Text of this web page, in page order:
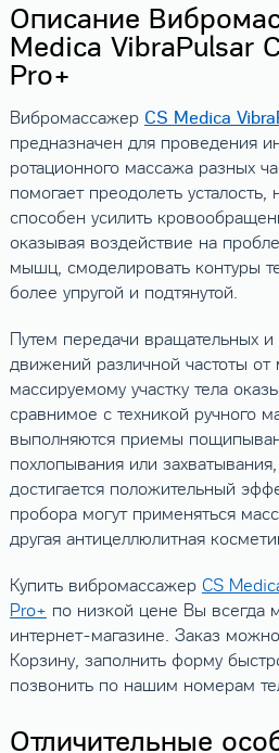
Описание
Medica VibraPulsar
Pro+
Вибромассажер CS Medica
предназначен для проведения
ротационного массажа разных
помогает преодолеть
способен усилить
оказывая воздействие на
мышц, смоделировать контуры
более упругой и подтянутой.
Путем передачи вращательных и
движений различной частоты от
массируемому участку тела
сравнимое с техникой ручного
выполняются приемы
похлопывания или
достигается положительный
пробора могут применяться
другая антицеллюлитная
Купить вибромассажер CS
Pro+ по низкой цене Вы всегда
интернет-магазине. Заказ
Корзину, заполнить форму
позвонить по нашим номерам
Отличительные